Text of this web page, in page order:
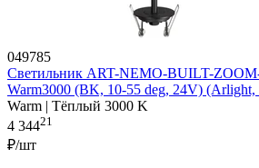
049785
Светильник ART-NEMO-BUILT-
Warm3000 (BK, 10-55 deg, 24V) (Arlight,
Warm | Тёплый 3000 K
4 34421
₽/шт